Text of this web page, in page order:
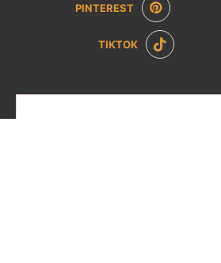
PINTEREST
TIKTOK